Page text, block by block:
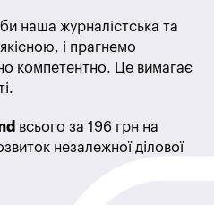
наша журналістська та
і прагнемо
компетентно. Це вимагає
всього за 196 грн на
незалежної ділової